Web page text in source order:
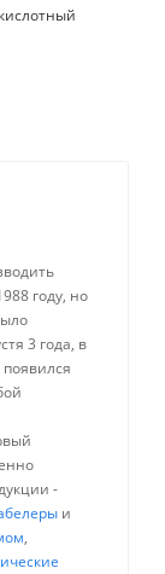
году, но
3 года, в
-
и
,